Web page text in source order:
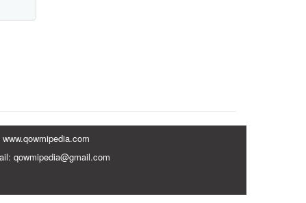
www.qowmipedia.com
qowmipedia@gmail.com